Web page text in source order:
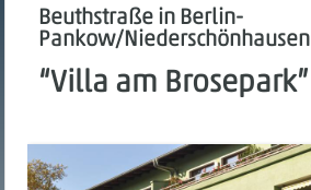
Beuthstraße in Berlin-
Pankow/Niederschönhausen
“Villa am Brosepark”